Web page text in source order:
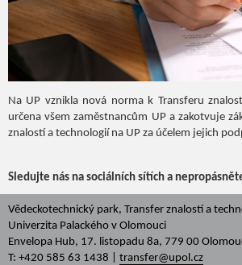
Na UP vznikla nová norma k Transferu
určena všem zaměstnancům UP a zakotvuje
znalostí a technologií na UP za účelem jejich
Sledujte nás na sociálních sítích a
Vědeckotechnický park, Transfer znalostí a
Univerzita Palackého v Olomouci
Envelopa Hub, 17. listopadu 8a, 779 00
T: +420 585 63 1438 | transfer@upol.cz